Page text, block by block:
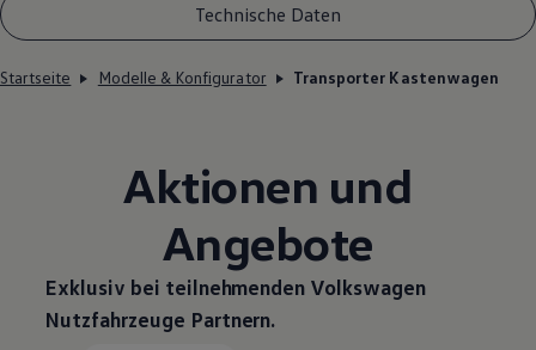
Technische Daten
Startseite Modelle & Konfigurator Transporter Kastenwagen
Aktionen und
Angebote
Exklusiv bei teilnehmenden Volkswagen
Nutzfahrzeuge Partnern.